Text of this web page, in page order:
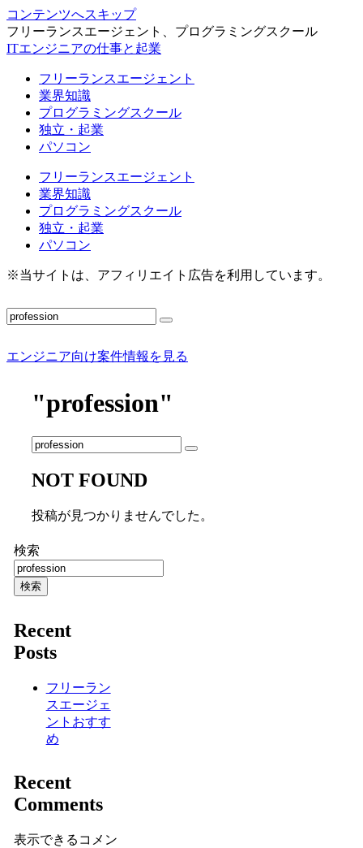
コンテンツへスキップ
フリーランスエージェント、プログラミングスクール
ITエンジニアの仕事と起業
フリーランスエージェント
業界知識
プログラミングスクール
独立・起業
パソコン
フリーランスエージェント
業界知識
プログラミングスクール
独立・起業
パソコン
※当サイトは、アフィリエイト広告を利用しています。
エンジニア向け案件情報を見る
"profession"
NOT FOUND
投稿が見つかりませんでした。
検索
検索
Recent
Posts
フリーラン
スエージェ
ントおすす
め
Recent
Comments
表示できるコメン